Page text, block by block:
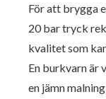
För att brygga
20 bar tryck
kvalitet som
En burkvarn är
en jämn